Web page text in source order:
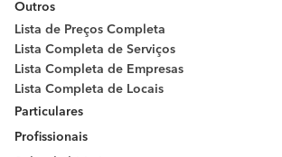
Outros
Lista de Preços Completa
Lista Completa de Serviços
Lista Completa de Empresas
Lista Completa de Locais
Particulares
Profissionais